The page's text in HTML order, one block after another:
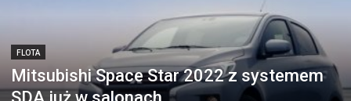
FLOTA
Mitsubishi Space Star 2022 z systemem